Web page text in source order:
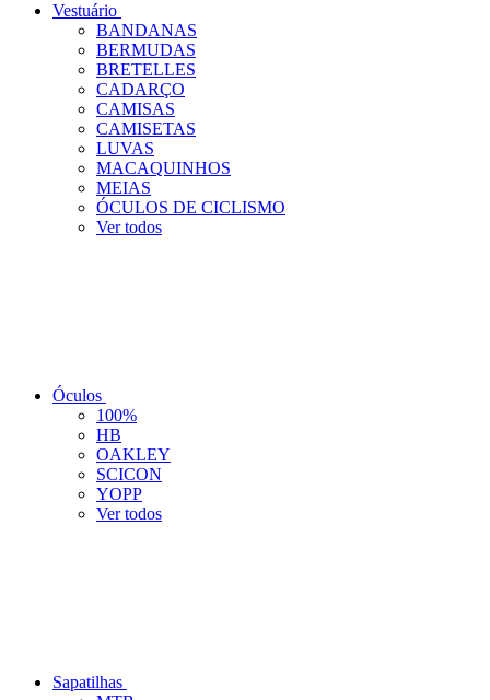
Vestuário
BANDANAS
BERMUDAS
BRETELLES
CADARÇO
CAMISAS
CAMISETAS
LUVAS
MACAQUINHOS
MEIAS
ÓCULOS DE CICLISMO
Ver todos
Óculos
100%
HB
OAKLEY
SCICON
YOPP
Ver todos
Sapatilhas